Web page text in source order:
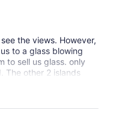
the views. However,
to a glass blowing
to sell us glass. only
The other 2 islands